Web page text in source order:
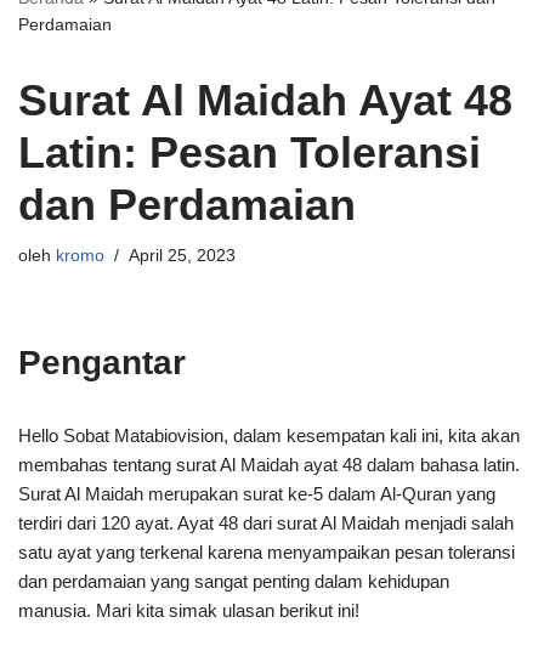
Perdamaian
Surat Al Maidah Ayat 48
Latin: Pesan Toleransi
dan Perdamaian
oleh kromo April 25, 2023
Pengantar
Hello Sobat Matabiovision, dalam kesempatan kali ini, kita akan
membahas tentang surat Al Maidah ayat 48 dalam bahasa latin.
Surat Al Maidah merupakan surat ke-5 dalam Al-Quran yang
terdiri dari 120 ayat. Ayat 48 dari surat Al Maidah menjadi salah
satu ayat yang terkenal karena menyampaikan pesan toleransi
dan perdamaian yang sangat penting dalam kehidupan
manusia. Mari kita simak ulasan berikut ini!